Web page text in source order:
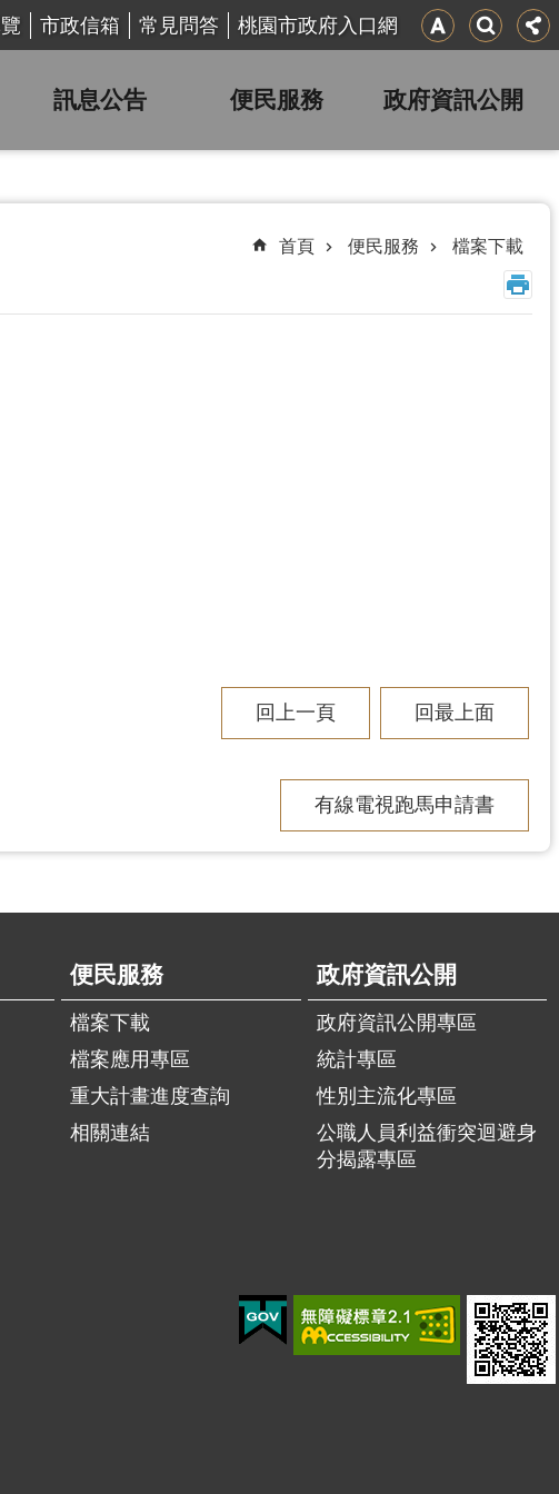
市政信箱 常見問答 桃園市政府入口網
訊息公告 便民服務 政府資訊公開
首頁 便民服務 檔案下載
回上一頁 回最上面
有線電視跑馬申請書
便民服務
檔案下載
檔案應用專區
重大計畫進度查詢
相關連結
政府資訊公開
政府資訊公開專區
統計專區
性別主流化專區
公職人員利益衝突迴避身
分揭露專區